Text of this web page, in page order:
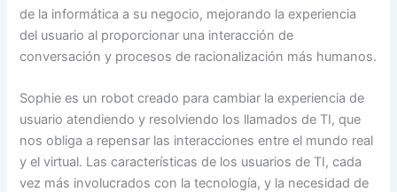
de la informática a su negocio, mejorando la experiencia
del usuario al proporcionar una interacción de
conversación y procesos de racionalización más humanos.
Sophie es un robot creado para cambiar la experiencia de
usuario atendiendo y resolviendo los llamados de TI, que
nos obliga a repensar las interacciones entre el mundo real
y el virtual. Las características de los usuarios de TI, cada
vez más involucrados con la tecnología, y la necesidad de